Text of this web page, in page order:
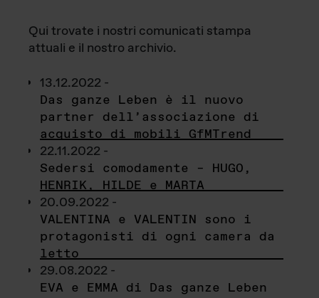
Qui trovate i nostri comunicati stampa
attuali e il nostro archivio.
13.12.2022 -
Das ganze Leben è il nuovo
partner dell’associazione di
acquisto di mobili GfMTrend
22.11.2022 -
Sedersi comodamente – HUGO,
HENRIK, HILDE e MARTA
20.09.2022 -
VALENTINA e VALENTIN sono i
protagonisti di ogni camera da
letto
29.08.2022 -
EVA e EMMA di Das ganze Leben